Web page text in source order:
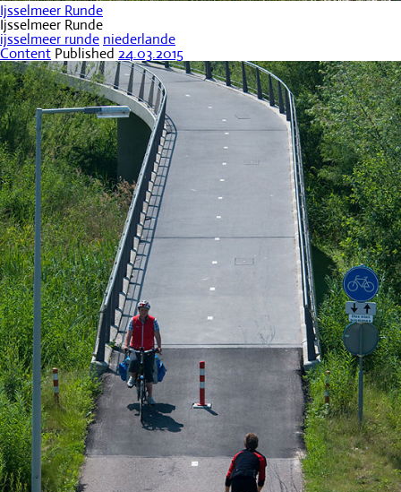
Ijsselmeer Runde
Ijsselmeer Runde
ijsselmeer runde niederlande
Content Published 24.03.2015